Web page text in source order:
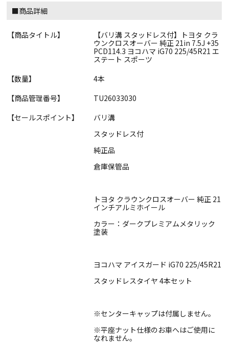
■商品詳細
【商品タイトル】
【バリ溝 スタッドレス付】トヨタ クラ
ウンクロスオーバー 純正 21in 7.5J +35
PCD114.3 ヨコハマ iG70 225/45R21 エ
ステート スポーツ
【数量】
4本
【商品管理番号】
TU26033030
【セールスポイント】
バリ溝
スタッドレス付
純正品
倉庫保管品
トヨタ クラウンクロスオーバー 純正 21
インチアルミホイール
カラー：ダークプレミアムメタリック
塗装
ヨコハマ アイスガード iG70 225/45R21
スタッドレスタイヤ 4本セット
※センターキャップは付属しません。
※平座ナット仕様のお車へはご使用に
なれません。